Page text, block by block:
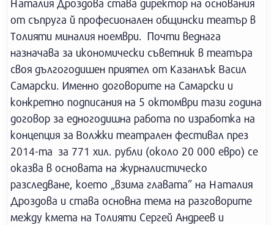
Наталия Дроздова става директор на основания
от съпруга й професионален общински театър в
Толияти миналия ноември. Почти веднага
назначава за икономически съветник в театъра
своя дългогодишен приятел от Казанлък Васил
Самарски. Именно договорите на Самарски и
конкретно подписания на 5 октомври тази година
договор за едногодишна работа по изработка на
концепция за Волжки театрален фестивал през
2014-та за 771 хил. рубли (около 20 000 евро) се
оказва в основата на журналистическо
разследване, което „взима главата” на Наталия
Дроздова и става основна тема на разговорите
между кмета на Толияти Сергей Андреев и